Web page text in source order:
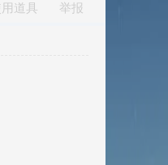
道具 举报